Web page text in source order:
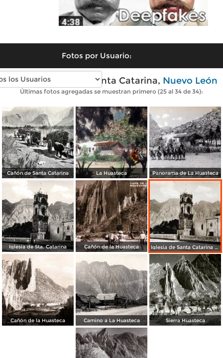
Fotos por Usuario:
Fotos antiguas de Santa Catarina, Nuevo León
Últimas fotos agregadas se muestran primero (25 al 34 de 34):
Cañón de Santa Catarina La Huasteca Panorama de La Huasteca
Iglesia de Sta. Catarina Cañón de la Huasteca Iglesia de Santa Catarina y Cerro de las Mitras
Cañón de la Huasteca Camino a La Huasteca Sierra Huasteca